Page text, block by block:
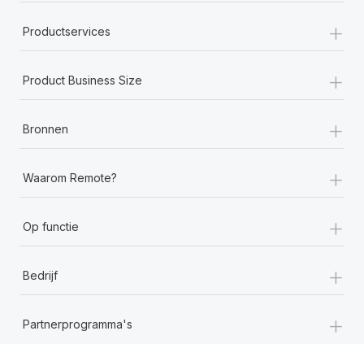
Productservices +
Product Business Size +
Bronnen +
Waarom Remote? +
Op functie +
Bedrijf +
Partnerprogramma's +